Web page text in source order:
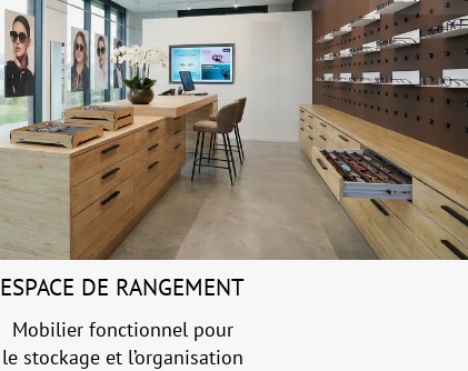
ESPACE DE RANGEMENT
Mobilier fonctionnel pour
le stockage et l’organisation